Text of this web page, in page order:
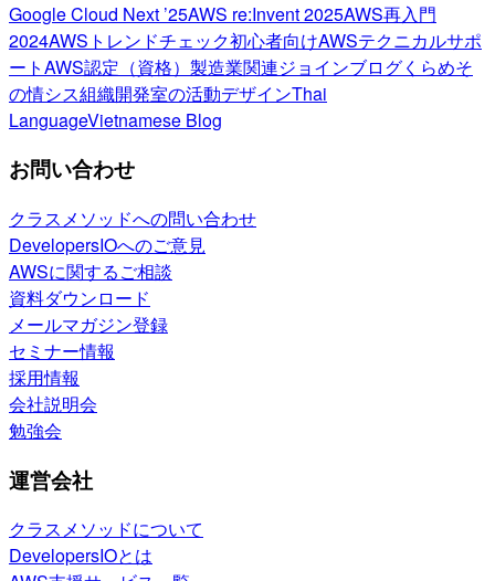
Google Cloud Next ’25AWS re:Invent 2025AWS再入門
2024AWSトレンドチェック初心者向けAWSテクニカルサポ
ートAWS認定（資格） 製造業関連ジョインブログくらめそ
の情シス組織開発室の活動デザインThai
LanguageVietnamese Blog
お問い合わせ
クラスメソッドへの問い合わせ
DevelopersIOへのご意見
AWSに関するご相談
資料ダウンロード
メールマガジン登録
セミナー情報
採用情報
会社説明会
勉強会
運営会社
クラスメソッドについて
DevelopersIOとは